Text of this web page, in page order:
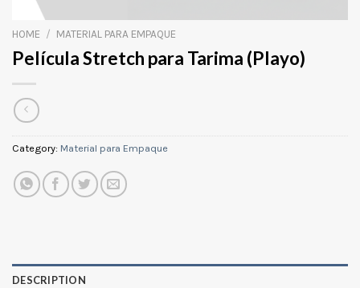
HOME / MATERIAL PARA EMPAQUE
Película Stretch para Tarima (Playo)
Category: Material para Empaque
DESCRIPTION